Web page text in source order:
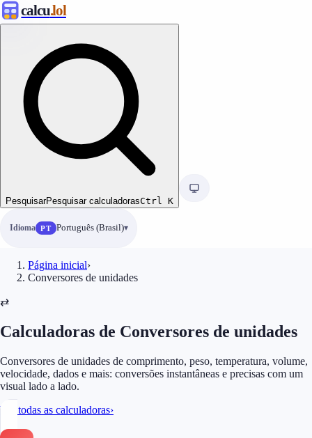
calcu.lol
PesquisarPesquisar calculadorasCtrl K
Idioma PT Português (Brasil)
Página inicial›
Conversores de unidades
⇄
Calculadoras de Conversores de unidades
Conversores de unidades de comprimento, peso, temperatura, volume,
velocidade, dados e mais: conversões instantâneas e precisas com um
visual lado a lado.
Ver todas as calculadoras›